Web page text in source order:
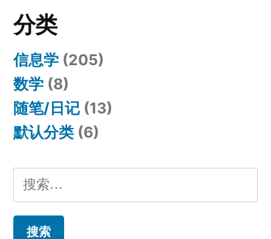
分类
信息学 (205)
数学 (8)
随笔/日记 (13)
默认分类 (6)
搜
索：